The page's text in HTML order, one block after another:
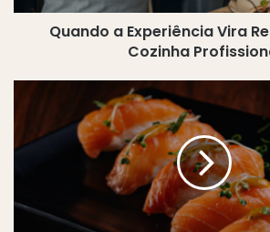
Quando a Experiência Vira
Cozinha
Delivery:
O
29
Milhões